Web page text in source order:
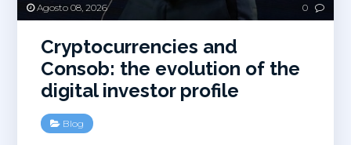
Agosto 08, 2026 0
Cryptocurrencies and
Consob: the evolution of the
digital investor profile
Blog